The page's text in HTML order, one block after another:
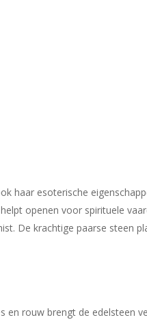
haar esoterische
openen voor spirituele
De krachtige paarse steen
en rouw brengt de edelsteen